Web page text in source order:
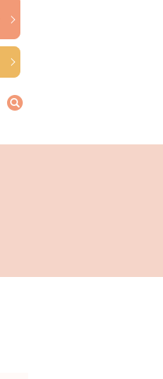
search